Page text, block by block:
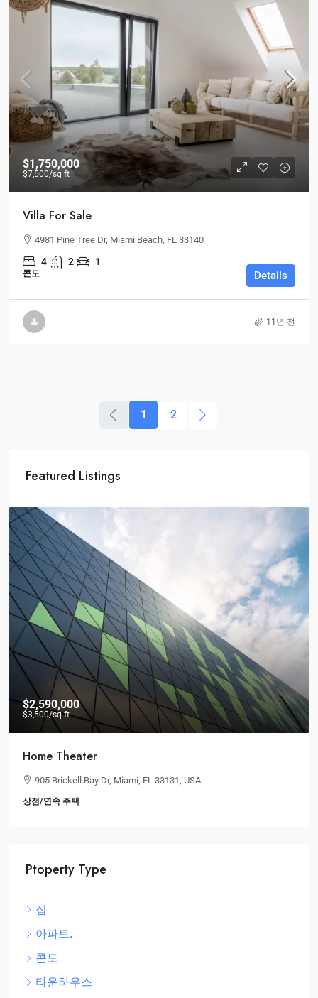
$1,750,000
$7,500/sq ft
Villa For Sale
4981 Pine Tree Dr, Miami Beach, FL 33140
4 2 1
콘도 Details
11년 전
1 2
Featured Listings
$2,590,000
$3,500/sq ft
Home Theater
905 Brickell Bay Dr, Miami, FL 33131, USA
상점/연속 주택
Ptoperty Type
집
아파트.
콘도
타운하우스